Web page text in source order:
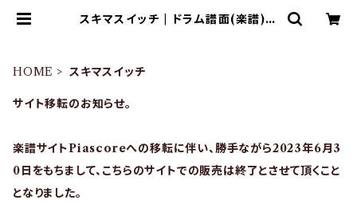
スキマスイッチ | ドラム譜面(楽譜)販
HOME スキマスイッチ
サイト移転のお知らせ。
楽譜サイトPiascoreへの移転に伴い、勝手ながら2023年6月3
0日をもちまして、こちらのサイトでの販売は終了とさせて頂くこと
となりました。